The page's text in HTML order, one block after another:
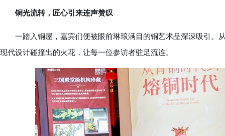
铜光流转，匠心引来连声赞叹
一踏入铜屋，嘉宾们便被眼前琳琅满目的铜艺术品深深吸引。
现代设计碰撞出的火花，让每一位参访者驻足流连。